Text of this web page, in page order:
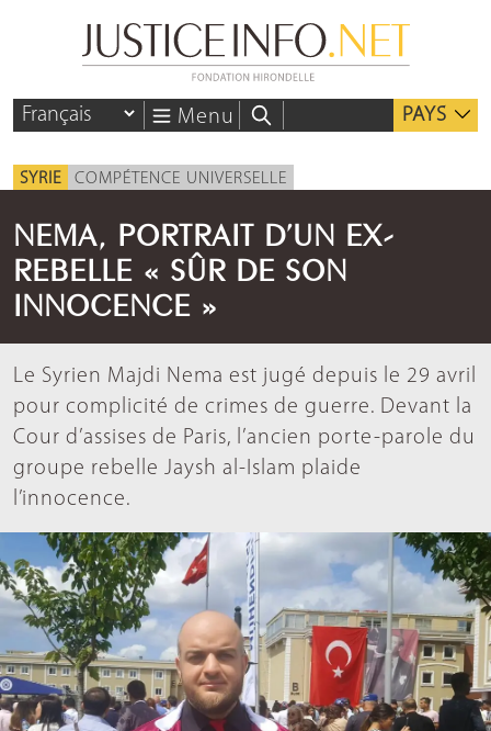
Menu PAYS
SYRIE COMPÉTENCE UNIVERSELLE
NEMA, PORTRAIT D’UN EX-
REBELLE « SÛR DE SON
INNOCENCE »
Le Syrien Majdi Nema est jugé depuis le 29 avril
pour complicité de crimes de guerre. Devant la
Cour d’assises de Paris, l’ancien porte-parole du
groupe rebelle Jaysh al-Islam plaide
l’innocence.